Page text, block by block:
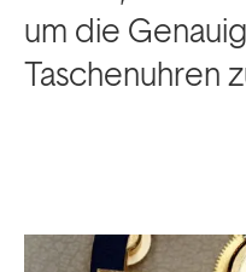
um die
Taschenuhren